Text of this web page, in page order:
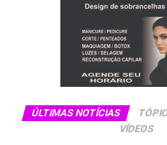
ÚLTIMAS NOTÍCIAS
VÍDEOS